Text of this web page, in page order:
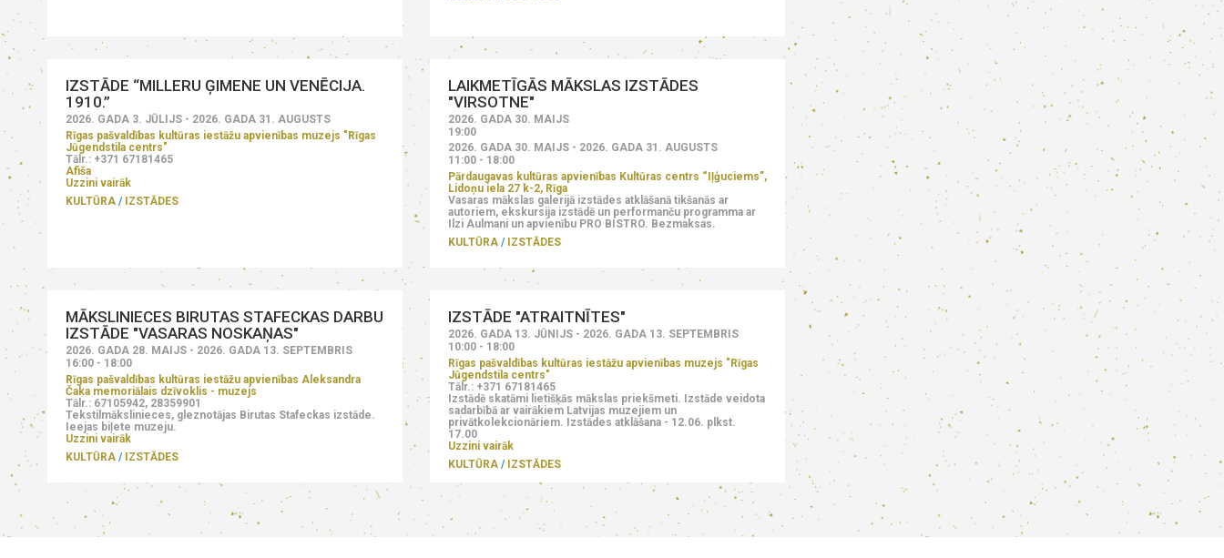
IZSTĀDE “MILLERU ĢIMENE UN VENĒCIJA.
1910.”
2026. GADA 3. JŪLIJS - 2026. GADA 31. AUGUSTS
Rīgas pašvaldības kultūras iestāžu apvienības muzejs "Rīgas
Jūgendstila centrs"
Tālr.: +371 67181465
Afiša
Uzzini vairāk
KULTŪRA
IZSTĀDES
LAIKMETĪGĀS MĀKSLAS IZSTĀDES
"VIRSOTNE"
2026. GADA 30. MAIJS
19:00
2026. GADA 30. MAIJS - 2026. GADA 31. AUGUSTS
11:00 - 18:00
Pārdaugavas kultūras apvienības Kultūras centrs “Iļģuciems”,
Lidoņu iela 27 k-2, Rīga
Vasaras mākslas galerijā izstādes atklāšanā tikšanās ar
autoriem, ekskursija izstādē un performanču programma ar
Ilzi Aulmani un apvienību PRO BISTRO. Bezmaksas.
KULTŪRA
IZSTĀDES
MĀKSLINIECES BIRUTAS STAFECKAS DARBU
IZSTĀDE "VASARAS NOSKAŅAS"
2026. GADA 28. MAIJS - 2026. GADA 13. SEPTEMBRIS
16:00 - 18:00
Rīgas pašvaldības kultūras iestāžu apvienības Aleksandra
Čaka memoriālais dzīvoklis - muzejs
Tālr.: 67105942, 28359901
Tekstilmākslinieces, gleznotājas Birutas Stafeckas izstāde.
Ieejas biļete muzeju.
Uzzini vairāk
KULTŪRA
IZSTĀDES
IZSTĀDE "ATRAITNĪTES"
2026. GADA 13. JŪNIJS - 2026. GADA 13. SEPTEMBRIS
10:00 - 18:00
Rīgas pašvaldības kultūras iestāžu apvienības muzejs "Rīgas
Jūgendstila centrs"
Tālr.: +371 67181465
Izstādē skatāmi lietišķās mākslas priekšmeti. Izstāde veidota
sadarbībā ar vairākiem Latvijas muzejiem un
privātkolekcionāriem. Izstādes atklāšana - 12.06. plkst.
17.00
Uzzini vairāk
KULTŪRA
IZSTĀDES